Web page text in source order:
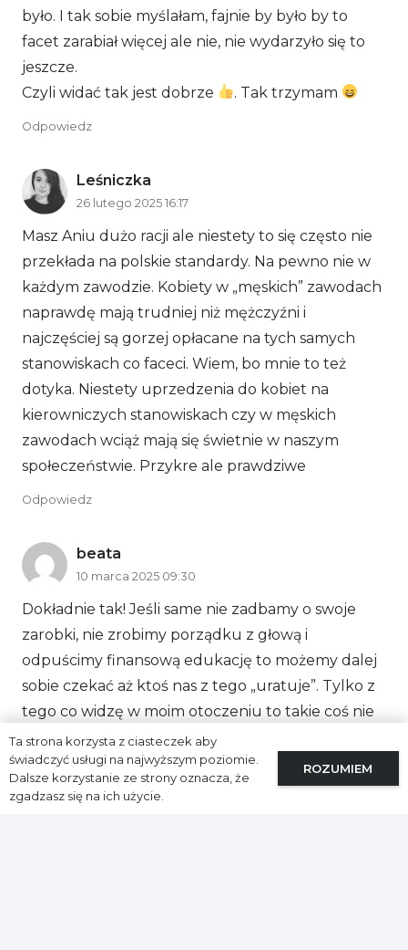
było. I tak sobie myślałam, fajnie by było by to
facet zarabiał więcej ale nie, nie wydarzyło się to
jeszcze.
Czyli widać tak jest dobrze
. Tak trzymam
Odpowiedz
Leśniczka
26 lutego 2025 16:17
Masz Aniu dużo racji ale niestety to się często nie
przekłada na polskie standardy. Na pewno nie w
każdym zawodzie. Kobiety w „męskich” zawodach
naprawdę mają trudniej niż mężczyźni i
najczęściej są gorzej opłacane na tych samych
stanowiskach co faceci. Wiem, bo mnie to też
dotyka. Niestety uprzedzenia do kobiet na
kierowniczych stanowiskach czy w męskich
zawodach wciąż mają się świetnie w naszym
społeczeństwie. Przykre ale prawdziwe
Odpowiedz
beata
10 marca 2025 09:30
Dokładnie tak! Jeśli same nie zadbamy o swoje
zarobki, nie zrobimy porządku z głową i
odpuścimy finansową edukację to możemy dalej
sobie czekać aż ktoś nas z tego „uratuje”. Tylko z
tego co widzę w moim otoczeniu to takie coś nie
działa i wszyscy są potem zdziwieni…
Odpowiedz
Ta strona korzysta z ciasteczek aby
świadczyć usługi na najwyższym poziomie.
Dalsze korzystanie ze strony oznacza, że
zgadzasz się na ich użycie.
ROZUMIEM